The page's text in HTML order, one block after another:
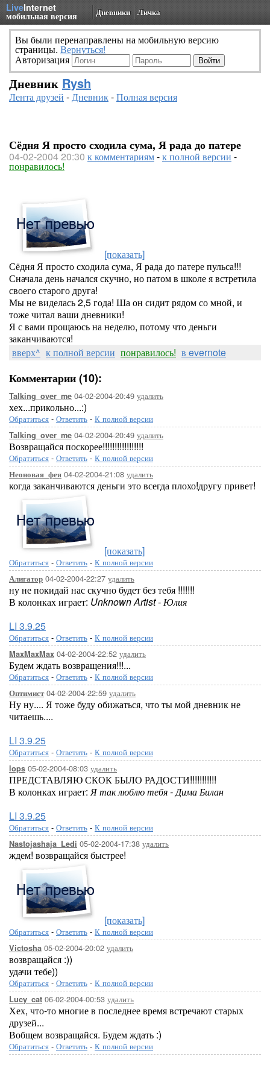
LiveInternet
мобильная версия Дневники Личка
Вы были перенаправлены на мобильную версию
страницы. Вернуться!
Авторизация
Дневник Rysh
Лента друзей -Дневник-Полная версия
Сёдня Я просто сходила сума, Я рада до патере
04-02-2004 20:30 к комментариям-к полной версии -
понравилось!
[показать]
Сёдня Я просто сходила сума, Я рада до патере пульса!!!
Сначала день начался скучно, но патом в школе я встретила
своего старого друга!
Мы не виделась 2,5 года! Ша он сидит рядом со мной, и
тоже читал ваши дневники!
Я с вами прощаюсь на неделю, потому что деньги
заканчиваются!
вверх^ к полной версии понравилось! в evernote
Комментарии (10):
Talking_over_me 04-02-2004-20:49 удалить
хех...прикольно...:)
Обратиться - Ответить - К полной версии
Talking_over_me 04-02-2004-20:49 удалить
Возвращайся поскорее!!!!!!!!!!!!!!!!!
Обратиться - Ответить - К полной версии
Неоновая_фея 04-02-2004-21:08 удалить
когда заканчиваются деньги это всегда плохо!другу привет!
[показать]
Обратиться - Ответить - К полной версии
Алигатор 04-02-2004-22:27 удалить
ну не покидай нас скучно будет без тебя !!!!!!!
В колонках играет: Unknown Artist - Юлия
LI 3.9.25
Обратиться - Ответить - К полной версии
MaxMaxMax 04-02-2004-22:52 удалить
Будем ждать возвращения!!!...
Обратиться - Ответить - К полной версии
Оптимист04-02-2004-22:59 удалить
Ну ну.... Я тоже буду обижаться, что ты мой дневник не
читаешь....
LI 3.9.25
Обратиться - Ответить - К полной версии
lops 05-02-2004-08:03 удалить
ПРЕДСТАВЛЯЮ СКОК БЫЛО РАДОСТИ!!!!!!!!!!!
В колонках играет:Я так люблю тебя - Дима Билан
LI 3.9.25
Обратиться - Ответить - К полной версии
Nastojashaja_Ledi 05-02-2004-17:38 удалить
ждем! возвращайся быстрее!
[показать]
Обратиться - Ответить - К полной версии
Victosha 05-02-2004-20:02 удалить
возвращайся :))
удачи тебе))
Обратиться - Ответить - К полной версии
Lucy_cat 06-02-2004-00:53 удалить
Хех, что-то многие в последнее время встречают старых
друзей...
Вобщем возвращайся. Будем ждать :)
Обратиться - Ответить - К полной версии